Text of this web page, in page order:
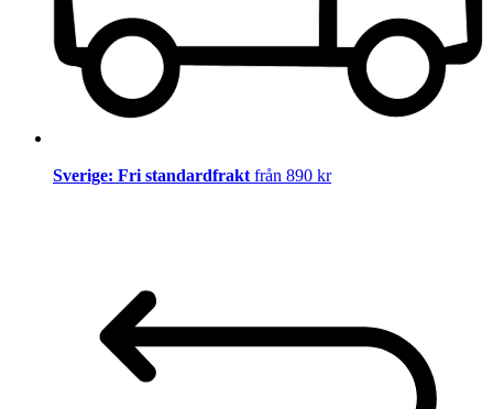
Sverige: Fri standardfrakt från 890 kr